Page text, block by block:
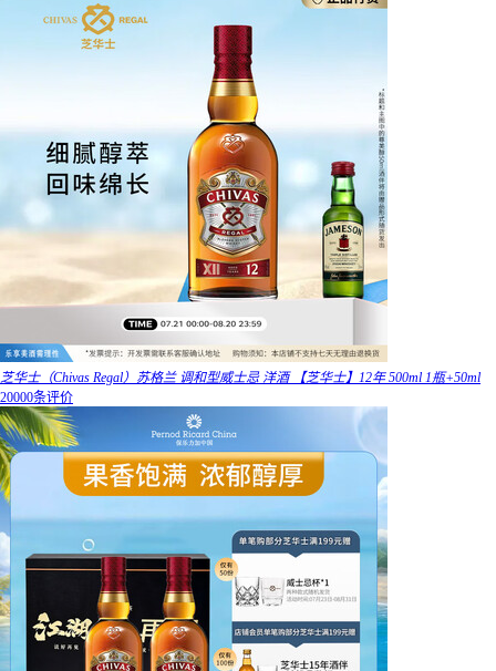
芝华士（Chivas Regal）苏格兰 调和型威士忌 洋酒 【芝华士】12年 500ml 1瓶+50ml
20000条评价